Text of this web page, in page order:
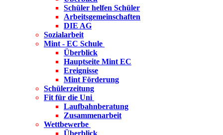
Schüler helfen Schüler
Arbeitsgemeinschaften
DIE AG
Sozialarbeit
Mint - EC Schule
Überblick
Hauptseite Mint EC
Ereignisse
Mint Förderung
Schülerzeitung
Fit für die Uni
Laufbahnberatung
Zusammenarbeit
Wettbewerbe
Überblick